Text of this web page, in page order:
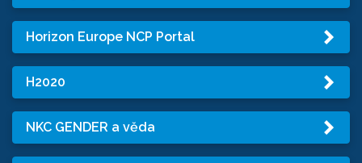
Horizon Europe NCP Portal
H2020
NKC GENDER a věda